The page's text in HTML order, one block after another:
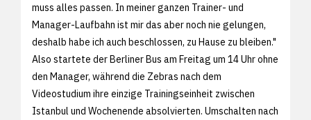
muss alles passen. In meiner ganzen Trainer- und
Manager-Laufbahn ist mir das aber noch nie gelungen,
deshalb habe ich auch beschlossen, zu Hause zu bleiben."
Also startete der Berliner Bus am Freitag um 14 Uhr ohne
den Manager, während die Zebras nach dem
Videostudium ihre einzige Trainingseinheit zwischen
Istanbul und Wochenende absolvierten. Umschalten nach